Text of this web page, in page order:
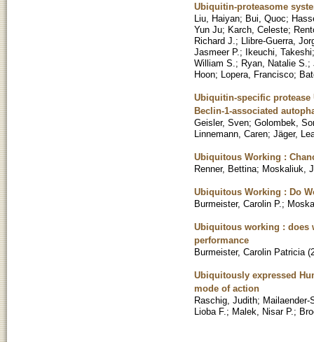
Ubiquitin-proteasome
Liu, Haiyan; Bui, Quoc;
Yun Ju; Karch, Celeste;
Richard J. ; Llibre-Guerra,
Jasmeer P. ; Ikeuchi, Takeshi
William S. ; Ryan, Natalie S. ;
Hoon; Lopera, Francisco;
Ubiquitin-specific
Beclin-1-associated
Geisler, Sven; Golombek,
Linnemann, Caren; Jäger,
Ubiquitous Working :
Renner, Bettina; Moskaliuk,
Ubiquitous Working : Do
Burmeister, Carolin P. ;
Ubiquitous working : does
performance
Burmeister, Carolin Patricia (
Ubiquitously expressed
mode of action
Raschig, Judith; Mailaender-
Lioba F. ; Malek, Nisar P. ;